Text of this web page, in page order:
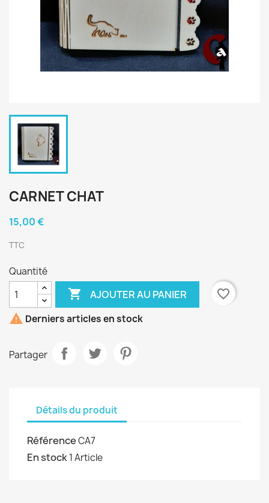
CARNET CHAT
15,00 €
TTC
Quantité
 AJOUTER AU PANIER
favorite_border
 Derniers articles en stock
Partager
Détails du produit
RéférenceCA7
En stock1 Article